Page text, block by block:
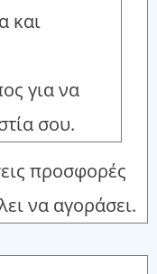
και
για να
σου.
προσφορές
να αγοράσει.